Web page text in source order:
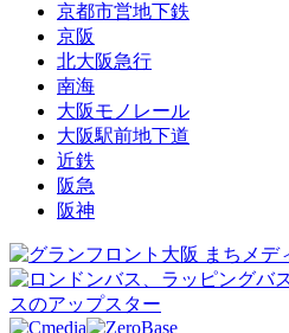
京都市営地下鉄
京阪
北大阪急行
南海
大阪モノレール
大阪駅前地下道
近鉄
阪急
阪神